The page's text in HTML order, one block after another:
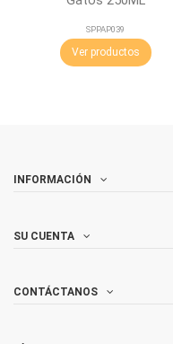
SPPAP039
Ver productos
INFORMACIÓN
SU CUENTA
CONTÁCTANOS